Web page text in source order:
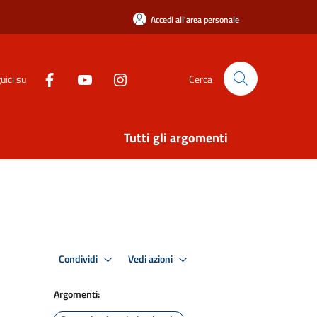
Accedi all'area personale
su Cerca
Tutti gli argomenti
Condividi Vedi azioni
Argomenti: